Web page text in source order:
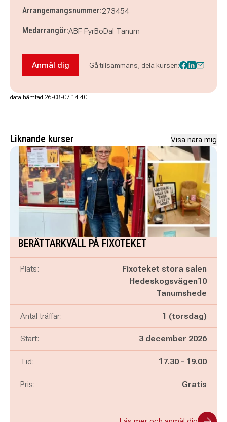
Arrangemangsnummer:273454
Medarrangör:ABF FyrBoDal Tanum
Anmäl dig till BERÄTTARKVÄLL PÅ FIXOTEKET
Anmäl dig Gå tillsammans, dela kursen:
data hämtad 26-08-07 14.40
Liknande kurser Visa nära mig
BERÄTTARKVÄLL PÅ FIXOTEKET
Plats:
Fixoteket stora salen
Hedeskogsvägen10
Tanumshede
Antal träffar: 1 (torsdag)
Start: 3 december 2026
Tid: Pågår mellan
17.30 - och
19.00
Pris: Gratis